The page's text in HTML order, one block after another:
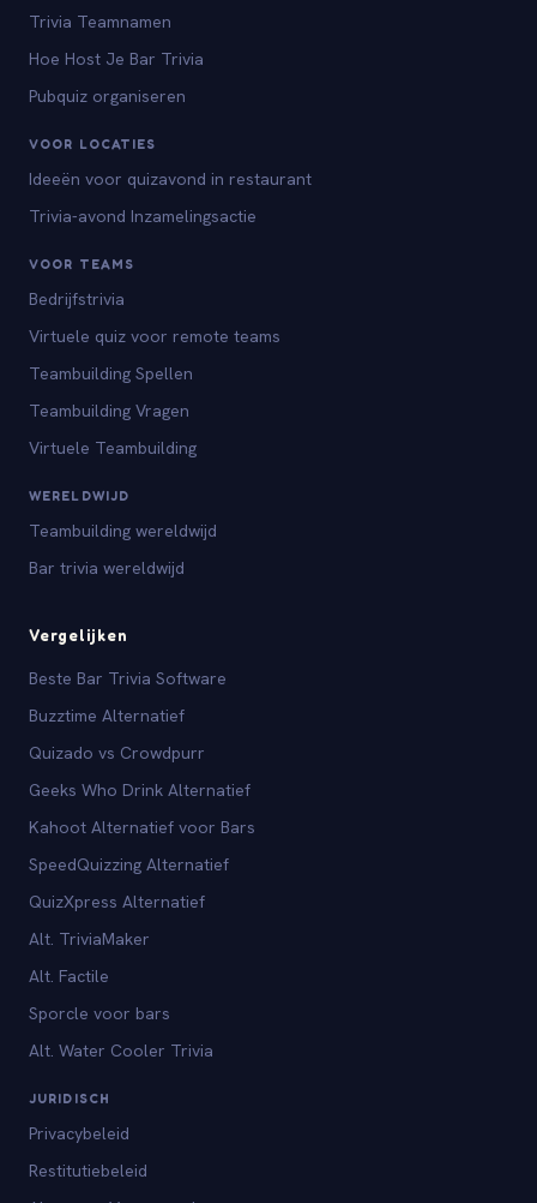
Trivia Teamnamen
Hoe Host Je Bar Trivia
Pubquiz organiseren
VOOR LOCATIES
Ideeën voor quizavond in restaurant
Trivia-avond Inzamelingsactie
VOOR TEAMS
Bedrijfstrivia
Virtuele quiz voor remote teams
Teambuilding Spellen
Teambuilding Vragen
Virtuele Teambuilding
WERELDWIJD
Teambuilding wereldwijd
Bar trivia wereldwijd
Vergelijken
Beste Bar Trivia Software
Buzztime Alternatief
Quizado vs Crowdpurr
Geeks Who Drink Alternatief
Kahoot Alternatief voor Bars
SpeedQuizzing Alternatief
QuizXpress Alternatief
Alt. TriviaMaker
Alt. Factile
Sporcle voor bars
Alt. Water Cooler Trivia
JURIDISCH
Privacybeleid
Restitutiebeleid